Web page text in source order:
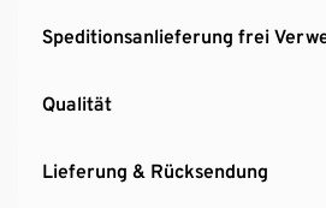
Speditionsanlieferung frei
Qualität
Lieferung & Rücksendung